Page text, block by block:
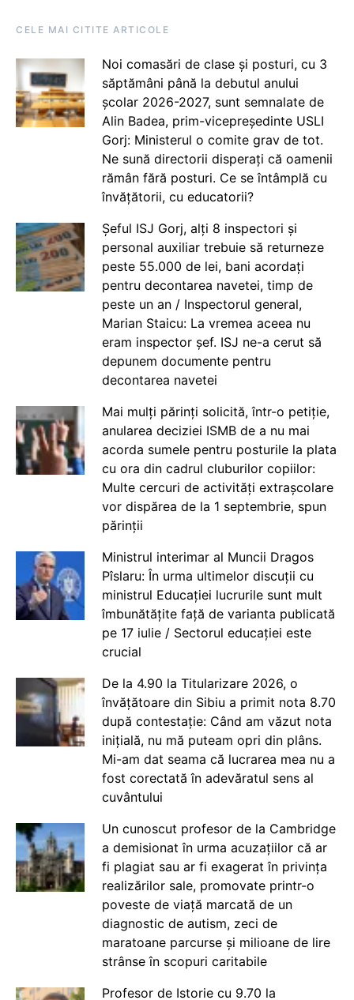
CELE MAI CITITE ARTICOLE
Noi comasări de clase și posturi, cu 3
săptămâni până la debutul anului
școlar 2026-2027, sunt semnalate de
Alin Badea, prim-vicepreședinte USLI
Gorj: Ministerul o comite grav de tot.
Ne sună directorii disperați că oamenii
rămân fără posturi. Ce se întâmplă cu
învățătorii, cu educatorii?
Șeful ISJ Gorj, alți 8 inspectori și
personal auxiliar trebuie să returneze
peste 55.000 de lei, bani acordați
pentru decontarea navetei, timp de
peste un an / Inspectorul general,
Marian Staicu: La vremea aceea nu
eram inspector șef. ISJ ne-a cerut să
depunem documente pentru
decontarea navetei
Mai mulți părinți solicită, într-o petiție,
anularea deciziei ISMB de a nu mai
acorda sumele pentru posturile la plata
cu ora din cadrul cluburilor copiilor:
Multe cercuri de activități extrașcolare
vor dispărea de la 1 septembrie, spun
părinții
Ministrul interimar al Muncii Dragos
Pîslaru: În urma ultimelor discuții cu
ministrul Educației lucrurile sunt mult
îmbunătățite față de varianta publicată
pe 17 iulie / Sectorul educației este
crucial
De la 4.90 la Titularizare 2026, o
învățătoare din Sibiu a primit nota 8.70
după contestație: Când am văzut nota
inițială, nu mă puteam opri din plâns.
Mi-am dat seama că lucrarea mea nu a
fost corectată în adevăratul sens al
cuvântului
Un cunoscut profesor de la Cambridge
a demisionat în urma acuzațiilor că ar
fi plagiat sau ar fi exagerat în privința
realizărilor sale, promovate printr-o
poveste de viață marcată de un
diagnostic de autism, zeci de
maratoane parcurse și milioane de lire
strânse în scopuri caritabile
Profesor de Istorie cu 9.70 la